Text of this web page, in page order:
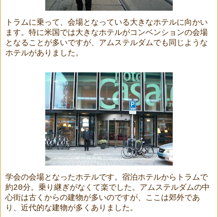
トラムに乗って、会場となっている大きなホテルに向かい
ます。特に米国では大きなホテルがコンベンションの会場
となることが多いですが、アムステルダムでも同じような
ホテルがありました。
学会の会場となったホテルです。宿泊ホテルからトラムで
約20分。乗り継ぎがなくて楽でした。アムステルダムの中
心街は古くからの建物が多いのですが、ここは郊外であ
り、近代的な建物が多くありました。